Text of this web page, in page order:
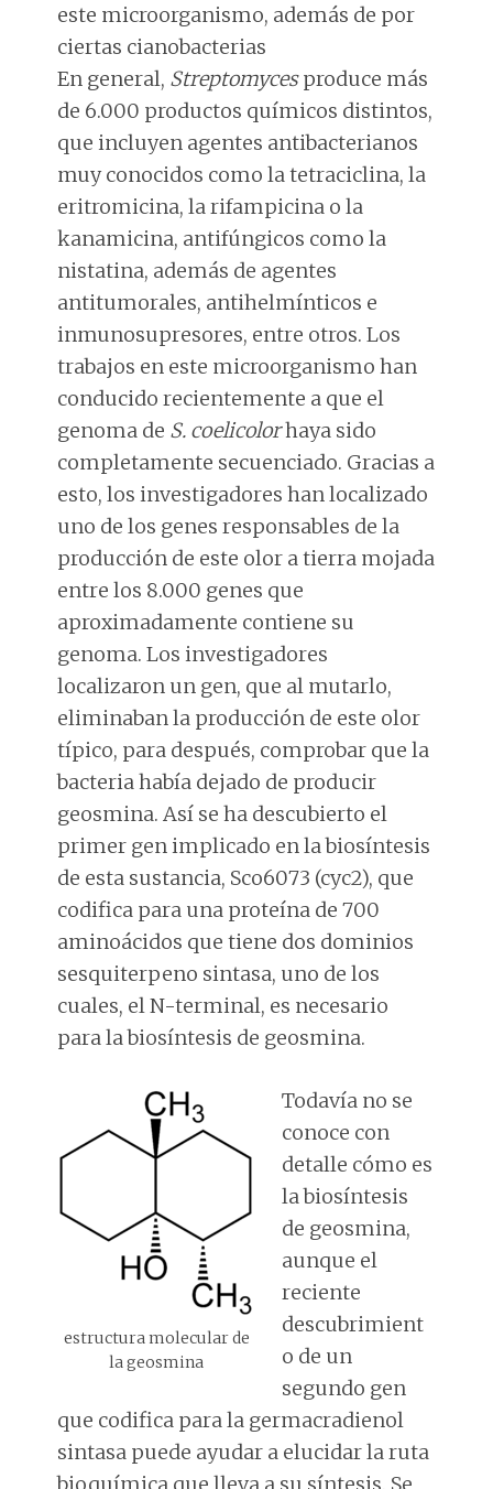
este microorganismo, además de por
ciertas cianobacterias
En general, Streptomycesproduce más
de 6.000 productos químicos distintos,
que incluyen agentes antibacterianos
muy conocidos como la tetraciclina, la
eritromicina, la rifampicina o la
kanamicina, antifúngicos como la
nistatina, además de agentes
antitumorales, antihelmínticos e
inmunosupresores, entre otros. Los
trabajos en este microorganismo han
conducido recientemente a que el
genoma de S. coelicolorhaya sido
completamente secuenciado. Gracias a
esto, los investigadores han localizado
uno de los genes responsables de la
producción de este olor a tierra mojada
entre los 8.000 genes que
aproximadamente contiene su
genoma. Los investigadores
localizaron un gen, que al mutarlo,
eliminaban la producción de este olor
típico, para después, comprobar que la
bacteria había dejado de producir
geosmina. Así se ha descubierto el
primer gen implicado en la biosíntesis
de esta sustancia, Sco6073 (cyc2), que
codifica para una proteína de 700
aminoácidos que tiene dos dominios
sesquiterpeno sintasa, uno de los
cuales, el N-terminal, es necesario
para la biosíntesis de geosmina.
estructura molecular de
la geosmina
Todavía no se
conoce con
detalle cómo es
la biosíntesis
de geosmina,
aunque el
reciente
descubrimient
o de un
segundo gen
que codifica para la germacradienol
sintasa puede ayudar a elucidar la ruta
bioquímica que lleva a su síntesis. Se